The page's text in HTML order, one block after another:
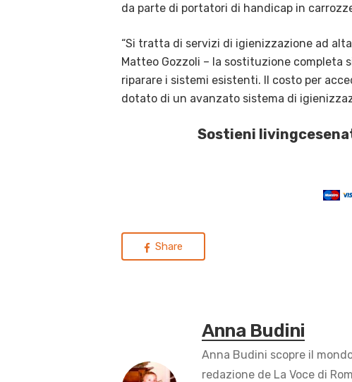
da parte di portatori di handicap in
“Si tratta di servizi di igienizzazione ad
Matteo Gozzoli – la sostituzione completa
riparare i sistemi esistenti. Il costo per
dotato di un avanzato sistema di
Sostieni
Share
Anna Budini
Anna Budini scopre il
redazione de La Voce di